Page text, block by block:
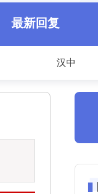
最新回复
汉中